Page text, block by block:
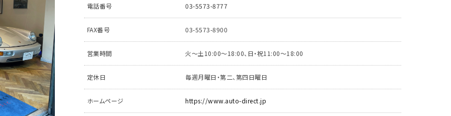
電話番号 03-5573-8777
FAX番号 03-5573-8900
営業時間 火～土10:00〜18:00、日・祝11:00～18:00
定休日 毎週月曜日・第二、第四日曜日
ホームページ https://www.auto-direct.jp